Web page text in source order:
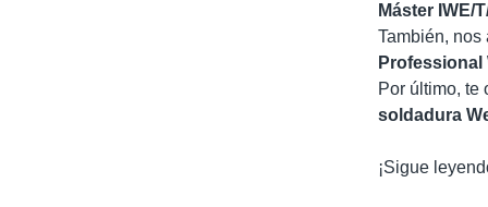
Máster IWE/
También, nos
Professional
Por último, te
soldadura
¡Sigue